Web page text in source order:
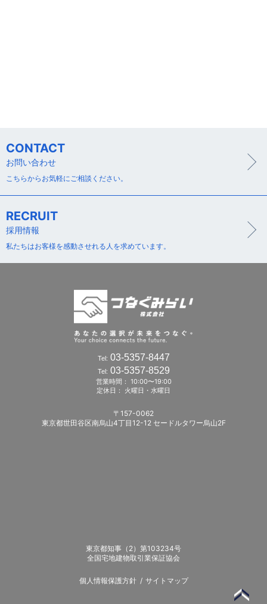
CONTACT
お問い合わせ
こちらからお気軽にご相談ください。
RECRUIT
採用情報
私たちはお客様を感動させれる人を求めています。
Tel: 03-5357-8447
Tel: 03-5357-8529
営業時間： 10:00〜19:00
定休日： 火曜日・水曜日
〒157-0062
東京都世田谷区南烏山4丁目12-12 セードルタワー烏山2F
東京都知事（2）第103234号
全国宅地建物取引業保証協会
個人情報保護方針 サイトマップ